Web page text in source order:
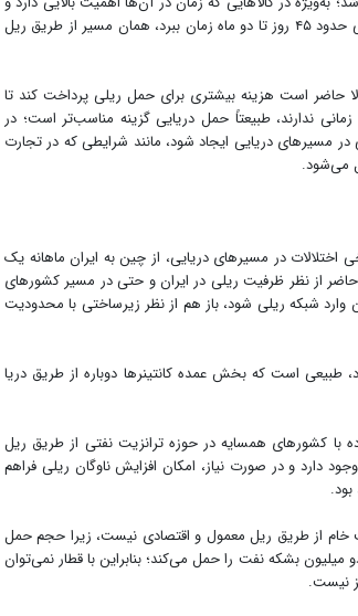
محموله از ارزش بالایی برخوردار است. به‌عنوان مثال اگر حمل یک محموله با کشتی حدود ۴۵ روز تا دو ماه زمان ببرد، همان مسیر از طریق ریل
حاضر است هزینه بیشتری برای حمل ریلی پرداخت کند تا
ندارند، طبیعتاً حمل دریایی گزینه مناسب‌تر است؛ در
در مسیرهای دریایی ایجاد شود، مانند شرایطی که در تجارت
می‌شود.
در مسیرهای دریایی، از چین به ایران ماهانه یک
حاضر از نظر ظرفیت ریلی در ایران و حتی در مسیر کشورهای
وارد شبکه ریلی شود، باز هم از نظر زیرساختی با محدودیت
طبیعی است که بخش عمده کانتینرها دوباره از طریق دریا
با کشورهای همسایه در حوزه ترانزیت نفتی از طریق ریل
دارد و در صورت نیاز، امکان افزایش ناوگان ریلی فراهم
خام از طریق ریل معمول و اقتصادی نیست، زیرا حجم حمل
بشکه نفت را حمل می‌کند؛ بنابراین با قطار نمی‌توان
نیست.